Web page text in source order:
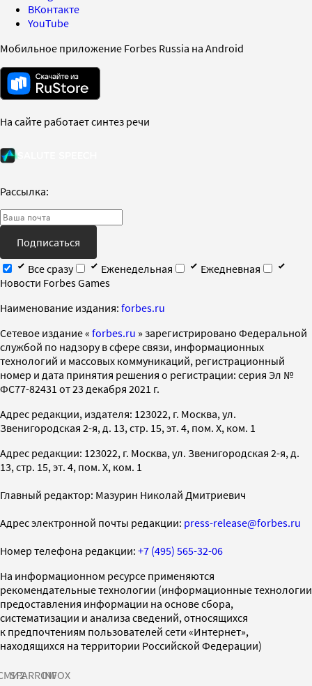
ВКонтакте
YouTube
Мобильное приложение Forbes Russia на Android
На сайте работает синтез речи
Рассылка:
Подписаться
Все сразу
Еженедельная
Ежедневная
Новости Forbes Games
Наименование издания: forbes.ru
Cетевое издание « forbes.ru » зарегистрировано Федеральной
службой по надзору в сфере связи, информационных
технологий и массовых коммуникаций, регистрационный
номер и дата принятия решения о регистрации: серия Эл №
ФС77-82431 от 23 декабря 2021 г.
Адрес редакции, издателя: 123022, г. Москва, ул.
Звенигородская 2-я, д. 13, стр. 15, эт. 4, пом. X, ком. 1
Адрес редакции: 123022, г. Москва, ул. Звенигородская 2-я, д.
13, стр. 15, эт. 4, пом. X, ком. 1
Главный редактор: Мазурин Николай Дмитриевич
Адрес электронной почты редакции: press-release@forbes.ru
Номер телефона редакции: +7 (495) 565-32-06
На информационном ресурсе применяются
рекомендательные технологии (информационные технологии
предоставления информации на основе сбора,
систематизации и анализа сведений, относящихся
к предпочтениям пользователей сети «Интернет»,
находящихся на территории Российской Федерации)
SPARROWINFOX